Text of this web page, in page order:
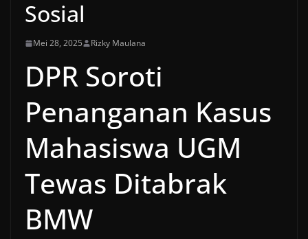
Sosial
Mei 28, 2025 Rizky Maulana
DPR Soroti
Penanganan Kasus
Mahasiswa UGM
Tewas Ditabrak
BMW